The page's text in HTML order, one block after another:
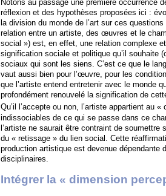
Notons au passage une première occurrence
réflexion et des hypothèses proposées ici :
la division du monde de l’art sur ces
relation entre un artiste, des œuvres et le
social ») est, en effet, une relation complexe
signification sociale et politique qu’il souhaite
sociaux qui sont les siens. C’est ce que le
vaut aussi bien pour l’œuvre, pour les
que l’artiste entend entretenir avec le monde
profondément renouvelé la signification de
Qu’il l’accepte ou non, l’artiste appartient au «
indissociables de ce qui se passe dans ce
l’artiste ne saurait être contraint de soumettre
du « retissage » du lien social. Cette
production artistique est devenue
disciplinaires.
Intégrer la « dimension